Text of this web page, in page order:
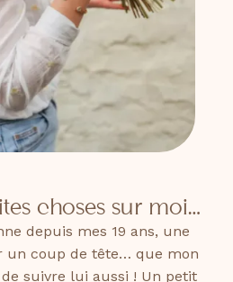
choses sur moi…
depuis mes 19 ans, une
un coup de tête… que mon
suivre lui aussi ! Un petit